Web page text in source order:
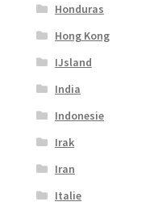
Honduras
Hong Kong
IJsland
India
Indonesie
Irak
Iran
Italie